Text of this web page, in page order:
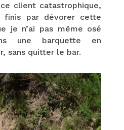
client catastrophique,
par dévorer cette
je n’ai pas même osé
une barquette en
sans quitter le bar.